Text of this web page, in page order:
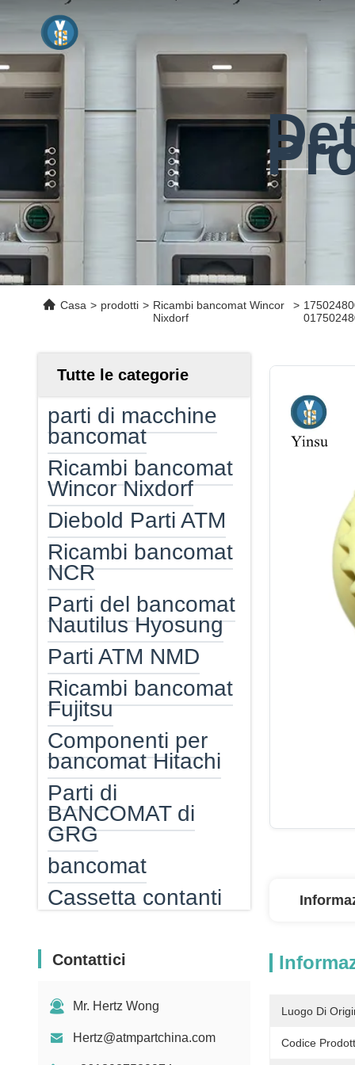
Casa > prodotti > Ricambi bancomat Wincor
Nixdorf
>
Tutte le categorie
parti di macchine
bancomat
Ricambi bancomat
Wincor Nixdorf
Diebold Parti ATM
Ricambi bancomat
NCR
Parti del bancomat
Nautilus Hyosung
Parti ATM NMD
Ricambi bancomat
Fujitsu
Componenti per
bancomat Hitachi
Parti di
BANCOMAT di
GRG
bancomat
Cassetta contanti
ATM
ATM EPP
bancomat
Scaldabagno
Contattici
Mr. Hertz Wong
Hertz@atmpartchina.com
Luogo Di
Codice